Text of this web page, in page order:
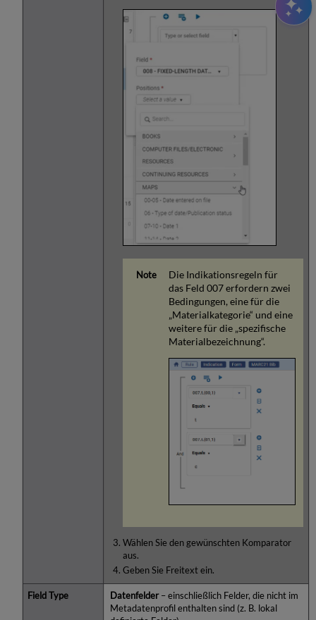
Die Indikationsregeln für
das Feld 007 erfordern zwei
Bedingungen, eine für die
„Materialkategorie“ und eine
weitere für die „spezifische
Materialbezeichnung“.
Wählen Sie den gewünschten Komparator
aus.
Geben Sie Freitext ein.
Datenfelder– einschließlich Felder, die nicht im
Metadatenprofil enthalten sind (z. B. lokal